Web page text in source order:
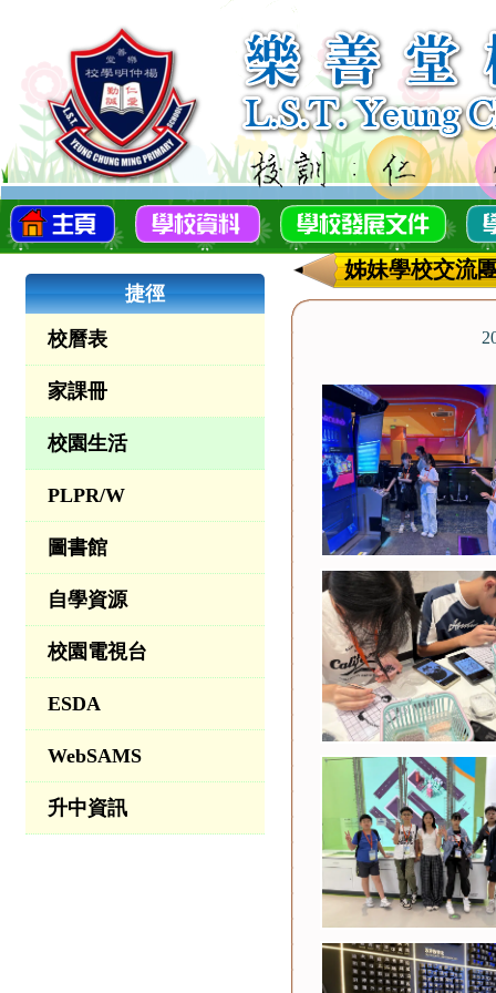
捷徑
校曆表
家課冊
校園生活
PLPR/W
圖書館
自學資源
校園電視台
ESDA
WebSAMS
升中資訊
姊妹學校交流